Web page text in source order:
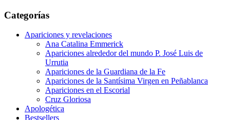
Categorías
Apariciones y revelaciones
Ana Catalina Emmerick
Apariciones alrededor del mundo P. José Luis de
Urrutia
Apariciones de la Guardiana de la Fe
Apariciones de la Santísima Virgen en Peñablanca
Apariciones en el Escorial
Cruz Gloriosa
Apologética
Bestsellers